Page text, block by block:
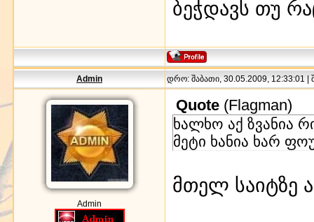
ბეჭდავს თუ
Admin დრო: შაბათი, 30.05.2009, 12:33:01 |
Admin
Quote (Flagman)
ხალხო აქ ზვანია
მეტი ხანია ხარ
მთელ საიტზე